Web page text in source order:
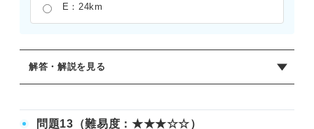
E：24km
解答・解説を見る
A地点からB地点までの距離をxkmとすると、往路にかかっ
問題13（難易度：★★★☆☆）